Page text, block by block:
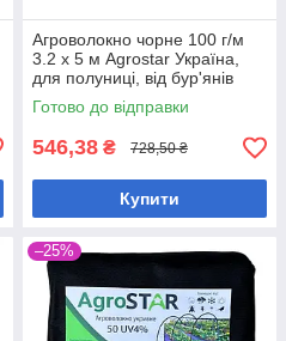
Агроволокно чорне 100 г/м
3.2 х 5 м Agrostar Україна,
для полуниці, від бур'янів
Готово до відправки
546,38 ₴ 728,50 ₴
Купити
–25%